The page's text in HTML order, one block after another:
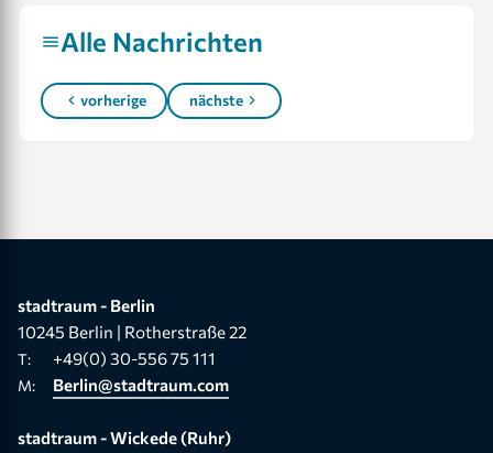
Alle Nachrichten
vorherige nächste
stadtraum - Berlin
10245 Berlin | Rotherstraße 22
T: +49(0) 30-556 75 111
M: Berlin@stadtraum.com
stadtraum - Wickede (Ruhr)